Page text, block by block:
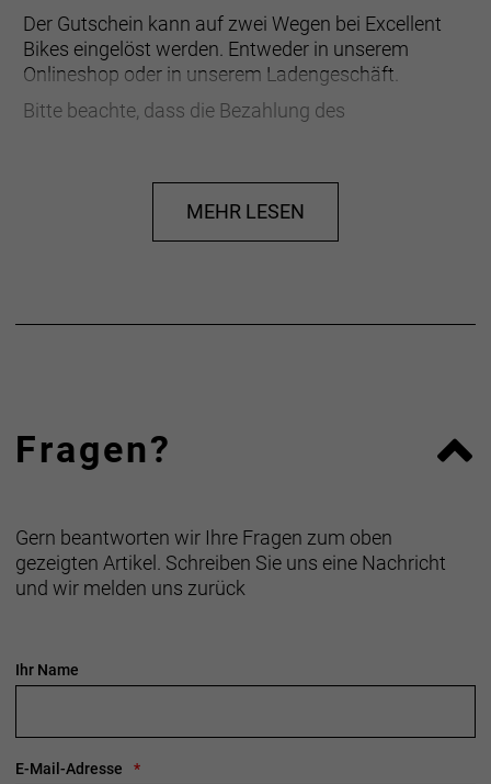
Der Gutschein kann auf zwei Wegen bei Excellent
Bikes eingelöst werden. Entweder in unserem
Onlineshop oder in unserem Ladengeschäft.
Bitte beachte, dass die Bezahlung des
Du kannst ganz einfach per PayPal, Klarna
oder Vorauskasse bezahlen.
MEHR LESEN
Fragen?
Gern beantworten wir Ihre Fragen zum oben
gezeigten Artikel. Schreiben Sie uns eine Nachricht
und wir melden uns zurück
Ihr Name
E-Mail-Adresse